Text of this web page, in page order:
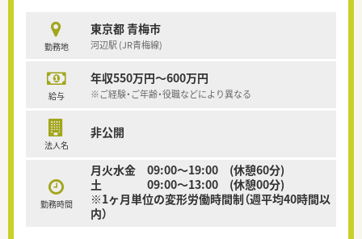
勤務地
東京都 青梅市
河辺駅 (JR青梅線)
給与
年収550万円～600万円
※ご経験・ご年齢・役職などにより異なる
法人名
非公開
勤務時間
月火水金 09:00～19:00 (休憩60分)
土 09:00～13:00 (休憩00分)
※1ヶ月単位の変形労働時間制（週平均40時間以
内）